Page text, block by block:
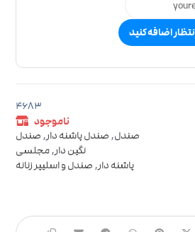
اضافه کنید
4683
ناموجود
صندل, صندل پاشنه دار, صندل
نگین دار,مجلسی
پاشنه دار, صندل و اسلیپر زنانه